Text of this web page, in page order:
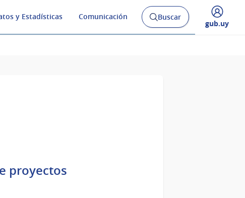
y Estadísticas Comunicación
Abrir
buscador
Buscar
Desplegar
gub.uy
proyectos